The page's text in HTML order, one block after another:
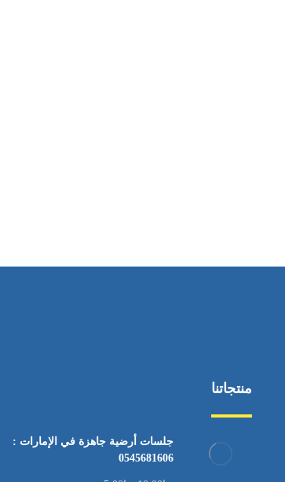
منتجاتنا
جلسات أرضية جاهزة في الإمارات :
0545681606